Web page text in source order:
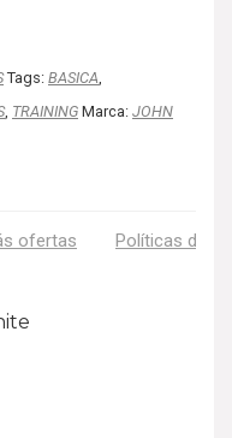
Tags: BASICA,
, TRAINING Marca: JOHN
ofertas Políticas de la